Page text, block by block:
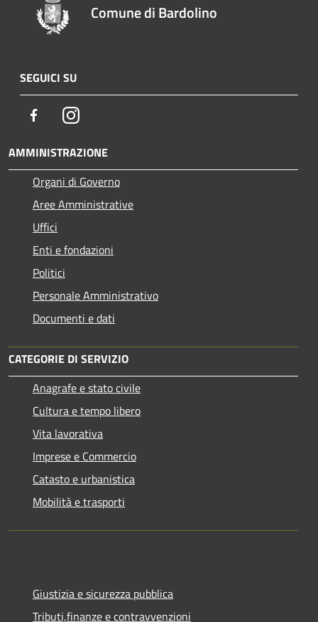
Comune di Bardolino
SEGUICI SU
FacebookInstagram
AMMINISTRAZIONE
Organi di Governo
Aree Amministrative
Uffici
Enti e fondazioni
Politici
Personale Amministrativo
Documenti e dati
CATEGORIE DI SERVIZIO
Anagrafe e stato civile
Cultura e tempo libero
Vita lavorativa
Imprese e Commercio
Catasto e urbanistica
Mobilità e trasporti
Giustizia e sicurezza pubblica
Tributi,finanze e contravvenzioni